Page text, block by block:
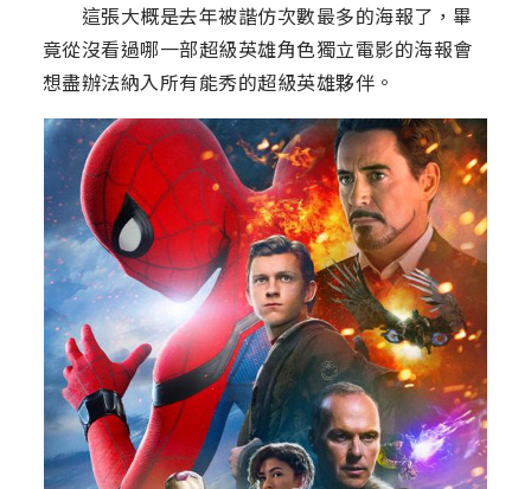
這張大概是去年被諧仿次數最多的海報了，畢
竟從沒看過哪一部超級英雄角色獨立電影的海報會
想盡辦法納入所有能秀的超級英雄夥伴。